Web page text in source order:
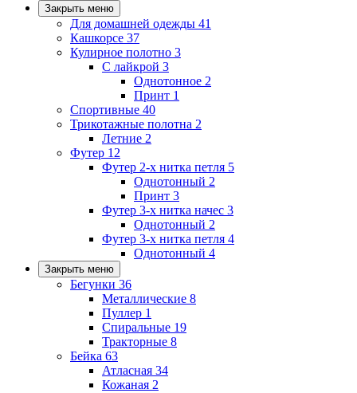
Закрыть меню
Для домашней одежды 41
Кашкорсе 37
Кулирное полотно 3
С лайкрой 3
Однотонное 2
Принт 1
Спортивные 40
Трикотажные полотна 2
Летние 2
Футер 12
Футер 2-х нитка петля 5
Однотонный 2
Принт 3
Футер 3-х нитка начес 3
Однотонный 2
Футер 3-х нитка петля 4
Однотонный 4
Закрыть меню
Бегунки 36
Металлические 8
Пуллер 1
Спиральные 19
Тракторные 8
Бейка 63
Атласная 34
Кожаная 2